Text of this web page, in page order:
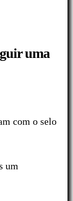
uma
com o selo
um